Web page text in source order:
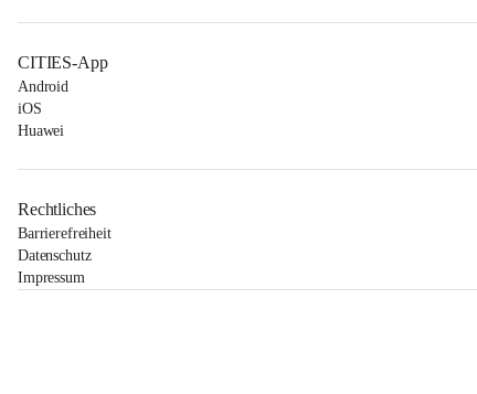
CITIES-App
Android
iOS
Huawei
Rechtliches
Barrierefreiheit
Datenschutz
Impressum